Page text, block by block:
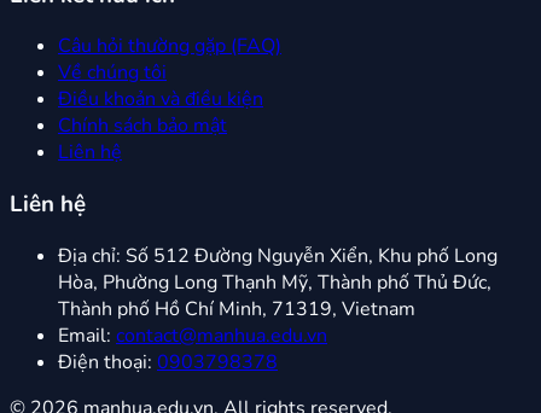
Câu hỏi thường gặp (FAQ)
Về chúng tôi
Điều khoản và điều kiện
Chính sách bảo mật
Liên hệ
Liên hệ
Địa chỉ: Số 512 Đường Nguyễn Xiển, Khu phố Long
Hòa, Phường Long Thạnh Mỹ, Thành phố Thủ Đức,
Thành phố Hồ Chí Minh, 71319, Vietnam
Email: contact@manhua.edu.vn
Điện thoại: 0903798378